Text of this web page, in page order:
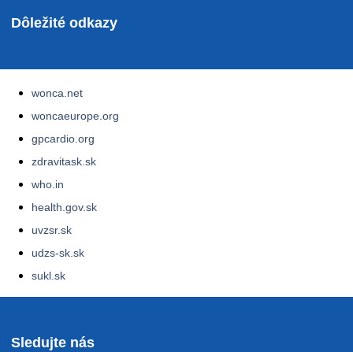
Dôležité odkazy
wonca.net
woncaeurope.org
gpcardio.org
zdravitask.sk
who.in
health.gov.sk
uvzsr.sk
udzs-sk.sk
sukl.sk
Sledujte nás